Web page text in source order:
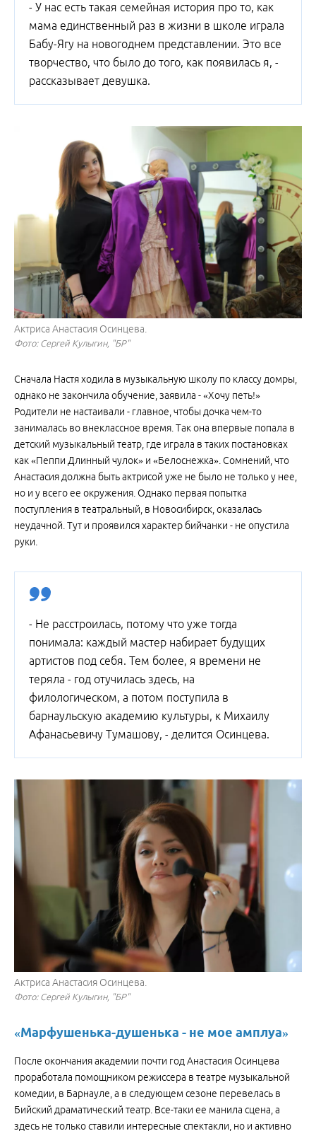
- У нас есть такая семейная история про то, как
мама единственный раз в жизни в школе играла
Бабу-Ягу на новогоднем представлении. Это все
творчество, что было до того, как появилась я, -
рассказывает девушка.
Актриса Анастасия Осинцева.
Фото: Сергей Кулыгин, "БР"
Сначала Настя ходила в музыкальную школу по классу домры,
однако не закончила обучение, заявила - «Хочу петь!»
Родители не настаивали - главное, чтобы дочка чем-то
занималась во внеклассное время. Так она впервые попала в
детский музыкальный театр, где играла в таких постановках
как «Пеппи Длинный чулок» и «Белоснежка». Сомнений, что
Анастасия должна быть актрисой уже не было не только у нее,
но и у всего ее окружения. Однако первая попытка
поступления в театральный, в Новосибирск, оказалась
неудачной. Тут и проявился характер бийчанки - не опустила
руки.
- Не расстроилась, потому что уже тогда
понимала: каждый мастер набирает будущих
артистов под себя. Тем более, я времени не
теряла - год отучилась здесь, на
филологическом, а потом поступила в
барнаульскую академию культуры, к Михаилу
Афанасьевичу Тумашову, - делится Осинцева.
Актриса Анастасия Осинцева.
Фото: Сергей Кулыгин, "БР"
«Марфушенька-душенька - не мое амплуа»
После окончания академии почти год Анастасия Осинцева
проработала помощником режиссера в театре музыкальной
комедии, в Барнауле, а в следующем сезоне перевелась в
Бийский драматический театр. Все-таки ее манила сцена, а
здесь не только ставили интересные спектакли, но и активно